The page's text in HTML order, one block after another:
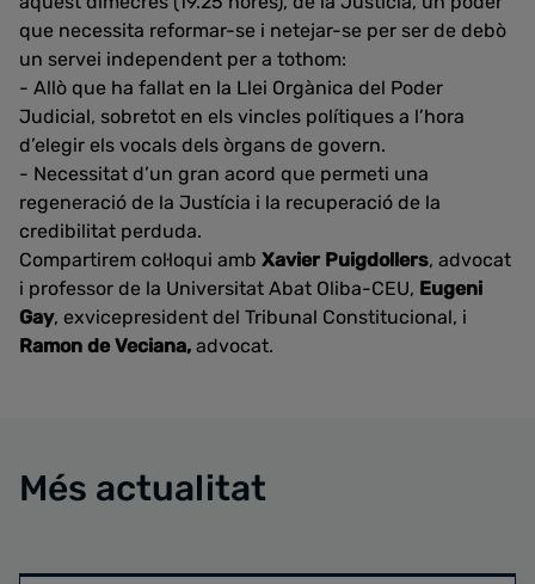
que necessita reformar-se i netejar-se per ser de debò
un servei independent per a tothom:
- Allò que ha fallat en la Llei Orgànica del Poder
Judicial, sobretot en els vincles polítiques a l’hora
d’elegir els vocals dels òrgans de govern.
- Necessitat d’un gran acord que permeti una
regeneració de la Justícia i la recuperació de la
credibilitat perduda.
Compartirem col·loqui amb Xavier Puigdollers, advocat
i professor de la Universitat Abat Oliba-CEU, Eugeni
Gay, exvicepresident del Tribunal Constitucional, i
Ramon de Veciana, advocat.
Més actualitat